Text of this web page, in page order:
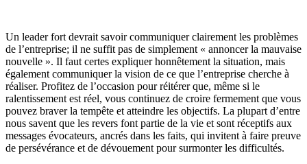
Un leader fort devrait savoir communiquer clairement les problèmes
de l’entreprise; il ne suffit pas de simplement « annoncer la mauvaise
nouvelle ». Il faut certes expliquer honnêtement la situation, mais
également communiquer la vision de ce que l’entreprise cherche à
réaliser. Profitez de l’occasion pour réitérer que, même si le
ralentissement est réel, vous continuez de croire fermement que vous
pouvez braver la tempête et atteindre les objectifs. La plupart d’entre
nous savent que les revers font partie de la vie et sont réceptifs aux
messages évocateurs, ancrés dans les faits, qui invitent à faire preuve
de persévérance et de dévouement pour surmonter les difficultés.